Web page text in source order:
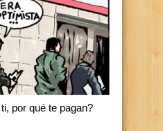
por qué te pagan?